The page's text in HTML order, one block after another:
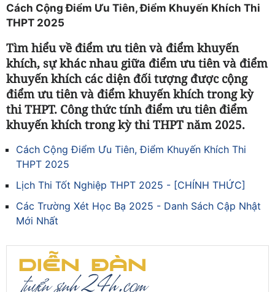
Cách Cộng Điểm Ưu Tiên, Điểm Khuyến Khích Thi
THPT 2025
Tìm hiểu về điểm ưu tiên và điểm khuyến
khích, sự khác nhau giữa điểm ưu tiên và điểm
khuyến khích các diện đối tượng được cộng
điểm ưu tiên và điểm khuyến khích trong kỳ
thi THPT. Công thức tính điểm ưu tiên điểm
khuyến khích trong kỳ thi THPT năm 2025.
Cách Cộng Điểm Ưu Tiên, Điểm Khuyến Khích Thi
THPT 2025
Lịch Thi Tốt Nghiệp THPT 2025 - [CHÍNH THỨC]
Các Trường Xét Học Bạ 2025 - Danh Sách Cập Nhật
Mới Nhất